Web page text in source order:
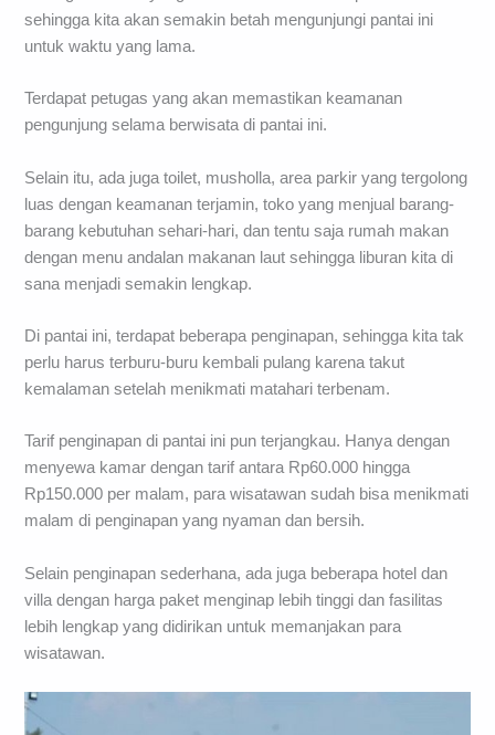
sehingga kita akan semakin betah mengunjungi pantai ini
untuk waktu yang lama.
Terdapat petugas yang akan memastikan keamanan
pengunjung selama berwisata di pantai ini.
Selain itu, ada juga toilet, musholla, area parkir yang tergolong
luas dengan keamanan terjamin, toko yang menjual barang-
barang kebutuhan sehari-hari, dan tentu saja rumah makan
dengan menu andalan makanan laut sehingga liburan kita di
sana menjadi semakin lengkap.
Di pantai ini, terdapat beberapa penginapan, sehingga kita tak
perlu harus terburu-buru kembali pulang karena takut
kemalaman setelah menikmati matahari terbenam.
Tarif penginapan di pantai ini pun terjangkau. Hanya dengan
menyewa kamar dengan tarif antara Rp60.000 hingga
Rp150.000 per malam, para wisatawan sudah bisa menikmati
malam di penginapan yang nyaman dan bersih.
Selain penginapan sederhana, ada juga beberapa hotel dan
villa dengan harga paket menginap lebih tinggi dan fasilitas
lebih lengkap yang didirikan untuk memanjakan para
wisatawan.